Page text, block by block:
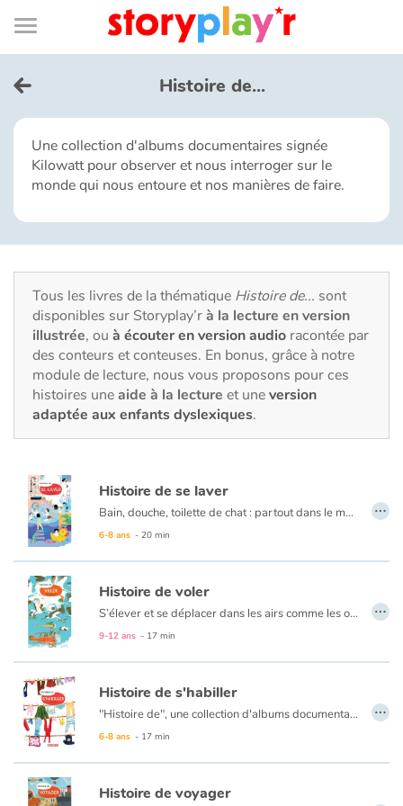
Connexion
Bibliothèque
de
page
Menu
Je me connecte
Tester gratuitement
Bibliothèque
Prix
Accueil
Contes d'ici et d'ailleurs
Fable, mythe, littérature et poésie
Ogres, monstres et sorcières
Héroïnes et héros
Écologie, nature, saisons
Les animaux
Voyage, épopée, enquête, aventure
Autour du monde
Apprentissage
Histoire de...
Une collection d'albums documentaires signée
Kilowatt pour observer et nous interroger sur le
monde qui nous entoure et nos manières de faire.
Tous les livres de la thématique Histoire de... sont
disponibles sur Storyplay’rà la lecture en version
illustrée, ou à écouter en version audio racontée par
des conteurs et conteuses. En bonus, grâce à notre
module de lecture, nous vous proposons pour ces
histoires uneaide à la lecture et uneversion
adaptée aux enfants dyslexiques.
Histoire de se laver
Bain, douche, toilette de chat : partout dans le monde, se laver et prendre soin de son corps est un plaisir partagé. Mais avec quoi se lave-t-on ? Où ? Quand ? Comment ?
6-8 ans - 20 min
…
Histoire de voler
S’élever et se déplacer dans les airs comme les oiseaux, se libérer de la pesanteur terrestre et repousser les limites. Voler est un rêve aussi vieux que l’humanité. Un rêve devenu réalité grâce à des inventeurs de génie et des pilotes intrépides.
9-12 ans - 17 min
…
Histoire de s'habiller
"Histoire de", une collection d'albums documentaires pour observer et nous interroger sur le monde qui nous entoure et nos manières de faire. Tandis que les animaux sont protégés par une fourrure ou des écailles, une carapace ou même une coquille, nous, les humains, ne possédons que peu de protections naturelles. Nous avons dû trouver d’autres moyens de protéger notre corps des éléments extérieurs, du climat, des dangers et des regards. D’ailleurs, dans la plupart des sociétés, la loi interdit de se promener tout nu. Alors...
6-8 ans - 17 min
…
Histoire de voyager